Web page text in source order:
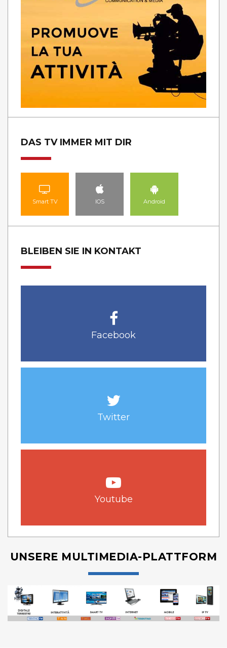
DAS TV IMMER MIT DIR
Smart TV IOS Android
BLEIBEN SIE IN KONTAKT
Facebook
Twitter
Youtube
UNSERE MULTIMEDIA-PLATTFORM